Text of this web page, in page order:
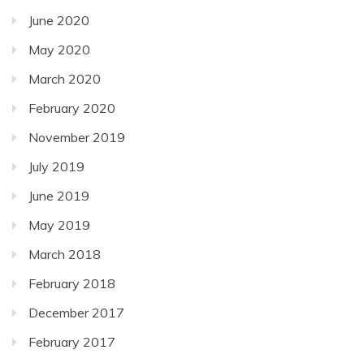
June 2020
May 2020
March 2020
February 2020
November 2019
July 2019
June 2019
May 2019
March 2018
February 2018
December 2017
February 2017